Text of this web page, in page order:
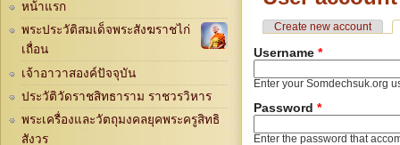
หน้าแรก
พระประวัติสมเด็จพระสังฆราชไก่
เถื่อน
เจ้าอาวาสองค์ปัจจุบัน
ประวัติวัดราชสิทธาราม ราชวรวิหาร
พระเครื่องและวัตถุมงคลยุคพระครูสิทธิ
สังวร
Primary tabs
Create new account
Username *
Enter your Somdechsuk.org
Password *
Enter the password that